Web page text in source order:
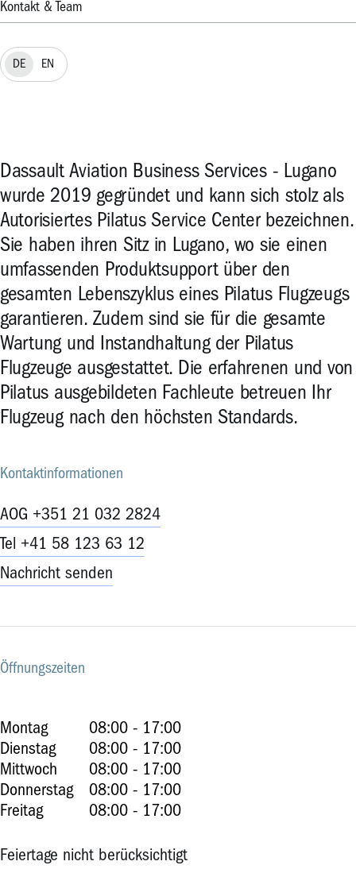
Kontakt & Team
DE EN
Dassault Aviation Business Services - Lugano
wurde 2019 gegründet und kann sich stolz als
Autorisiertes Pilatus Service Center bezeichnen.
Sie haben ihren Sitz in Lugano, wo sie einen
umfassenden Produktsupport über den
gesamten Lebenszyklus eines Pilatus Flugzeugs
garantieren. Zudem sind sie für die gesamte
Wartung und Instandhaltung der Pilatus
Flugzeuge ausgestattet. Die erfahrenen und von
Pilatus ausgebildeten Fachleute betreuen Ihr
Flugzeug nach den höchsten Standards.
Kontaktinformationen
AOG +351 21 032 2824
Tel +41 58 123 63 12
Nachricht senden
Öffnungszeiten
Montag
08:00 - 17:00
Dienstag
08:00 - 17:00
Mittwoch
08:00 - 17:00
Donnerstag
08:00 - 17:00
Freitag
08:00 - 17:00
Feiertage nicht berücksichtigt